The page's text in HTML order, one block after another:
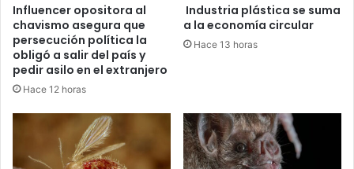
Influencer opositora al
chavismo asegura que
persecución política la
obligó a salir del país y
pedir asilo en el extranjero
Hace 12 horas
Industria plástica se suma
a la economía circular
Hace 13 horas